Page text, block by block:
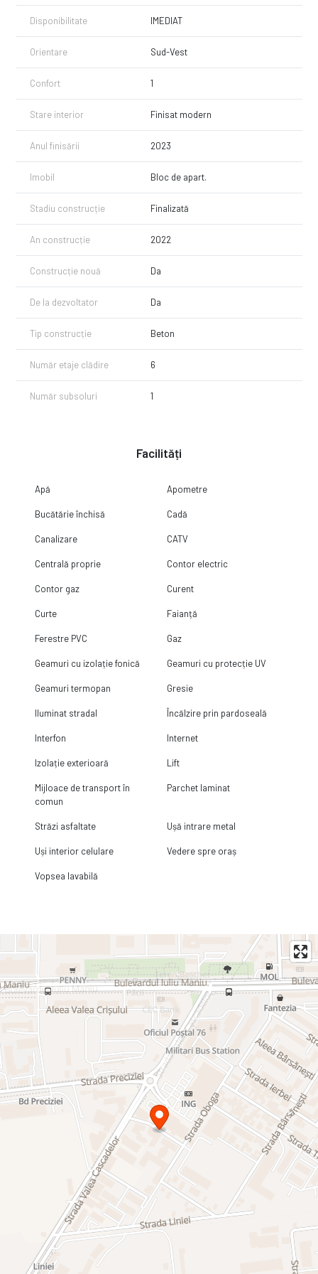
Disponibilitate IMEDIAT
Orientare Sud-Vest
Confort 1
Stare interior Finisat modern
Anul finisării 2023
Imobil Bloc de apart.
Stadiu construcție Finalizată
An construcție 2022
Construcție nouă Da
De la dezvoltator Da
Tip construcție Beton
Număr etaje clădire 6
Număr subsoluri 1
Facilități
Apă Apometre
Bucătărie închisă Cadă
Canalizare CATV
Centrală proprie Contor electric
Contor gaz Curent
Curte Faianță
Ferestre PVC Gaz
Geamuri cu izolație fonică Geamuri cu protecție UV
Geamuri termopan Gresie
Iluminat stradal Încălzire prin pardoseală
Interfon Internet
Izolație exterioară Lift
Mijloace de transport în
comun
Parchet laminat
Străzi asfaltate Ușă intrare metal
Uși interior celulare Vedere spre oraș
Vopsea lavabilă